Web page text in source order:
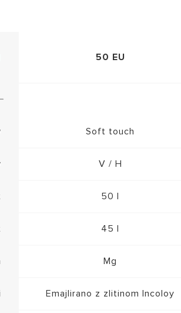
50 EU
Soft touch
V / H
50 l
45 l
Mg
Emajlirano z zlitinom Incoloy